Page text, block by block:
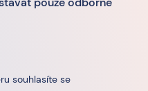
souhlasíte se